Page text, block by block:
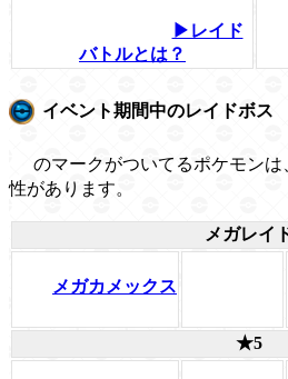
▶レイド
バトルとは？
イベント期間中のレイドボス
のマークがついてるポケモン
性があります。
メガレイ
メガカメックス
★5